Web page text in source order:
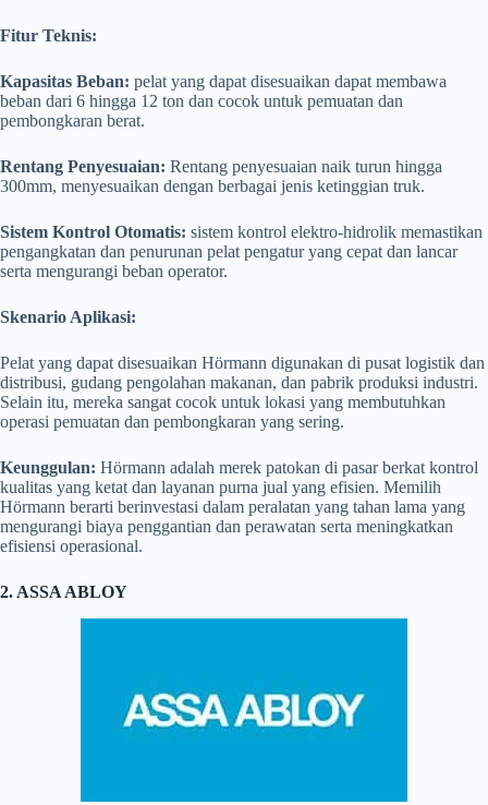
Fitur Teknis:
Kapasitas Beban: pelat yang dapat disesuaikan dapat membawa
beban dari 6 hingga 12 ton dan cocok untuk pemuatan dan
pembongkaran berat.
Rentang Penyesuaian: Rentang penyesuaian naik turun hingga
300mm, menyesuaikan dengan berbagai jenis ketinggian truk.
Sistem Kontrol Otomatis: sistem kontrol elektro-hidrolik memastikan
pengangkatan dan penurunan pelat pengatur yang cepat dan lancar
serta mengurangi beban operator.
Skenario Aplikasi:
Pelat yang dapat disesuaikan Hörmann digunakan di pusat logistik dan
distribusi, gudang pengolahan makanan, dan pabrik produksi industri.
Selain itu, mereka sangat cocok untuk lokasi yang membutuhkan
operasi pemuatan dan pembongkaran yang sering.
Keunggulan: Hörmann adalah merek patokan di pasar berkat kontrol
kualitas yang ketat dan layanan purna jual yang efisien. Memilih
Hörmann berarti berinvestasi dalam peralatan yang tahan lama yang
mengurangi biaya penggantian dan perawatan serta meningkatkan
efisiensi operasional.
2. ASSA ABLOY